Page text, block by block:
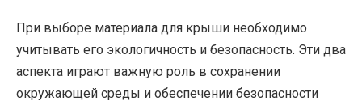
При выборе материала для крыши необходимо
учитывать его экологичность и безопасность. Эти два
аспекта играют важную роль в сохранении
окружающей среды и обеспечении безопасности